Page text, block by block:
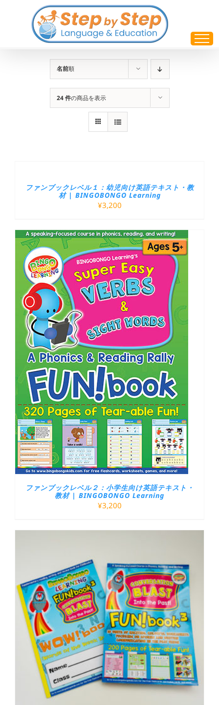
名前順
24 件の商品を表示
ファンブックレベル１：幼児向け英語テキスト・教
材 | BINGOBONGO Learning
¥3,200
ファンブックレベル２：小学生向け英語テキスト・
教材 | BINGOBONGO Learning
¥3,200